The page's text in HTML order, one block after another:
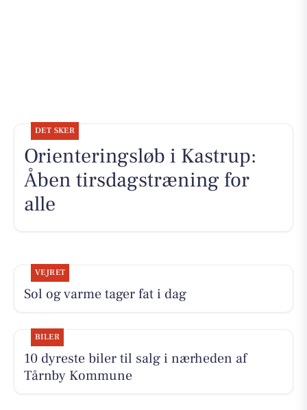
DET SKER
Orienteringsløb i Kastrup:
Åben tirsdagstræning for
alle
VEJRET
Sol og varme tager fat i dag
BILER
10 dyreste biler til salg i nærheden af
Tårnby Kommune